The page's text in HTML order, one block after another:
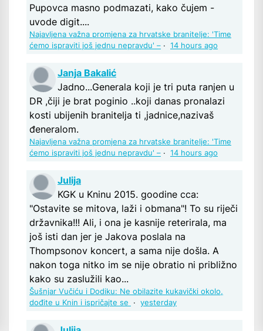
Pupovca masno podmazati, kako čujem -
uvode digit....
Najavljena važna promjena za hrvatske branitelje: 'Time
ćemo ispraviti još jednu nepravdu' – · 14 hours ago
Janja Bakalić
Jadno...Generala koji je tri puta ranjen u
DR ,čiji je brat poginio ..koji danas pronalazi
kosti ubijenih branitelja ti ,jadnice,nazivaš
đeneralom.
Najavljena važna promjena za hrvatske branitelje: 'Time
ćemo ispraviti još jednu nepravdu' – · 14 hours ago
Julija
KGK u Kninu 2015. goodine cca:
"Ostavite se mitova, laži i obmana"! To su riječi
državnika!!! Ali, i ona je kasnije reterirala, ma
još isti dan jer je Jakova poslala na
Thompsonov koncert, a sama nije došla. A
nakon toga nitko im se nije obratio ni približno
kako su zaslužili kao...
Šušnjar Vučiću i Dodiku: Ne obilazite kukavički okolo,
dođite u Knin i ispričajte se
· yesterday